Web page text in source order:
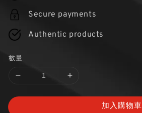
Secure payments
Authentic products
數量
加入購物車